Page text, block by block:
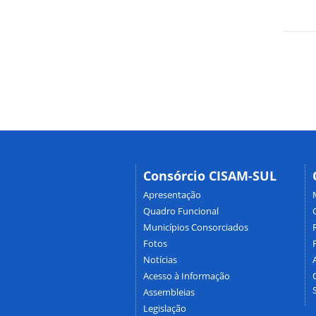
Consórcio CISAM-SUL
Apresentação
Quadro Funcional
Municípios Consorciados
Fotos
Notícias
Acesso à Informação
Assembleias
Legislação